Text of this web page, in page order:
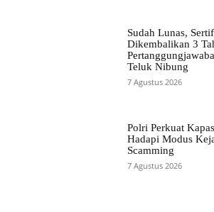
Sudah Lunas,
Dikembalikan 3
Teluk Nibung
7 Agustus 2026
Polri Perkuat
Hadapi Modus
Scamming
7 Agustus 2026